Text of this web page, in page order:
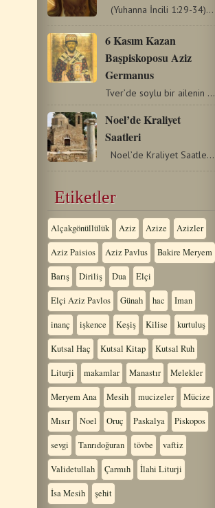
(Yuhanna İncili 1:29-34) Bugünkü vaazda duyduklarımızdan…
6 Kasım Kazan
Başpiskoposu Aziz
Germanus
Tver’de soylu bir ailenin çocuğu olarak doğdu. Küçüklüğünden…
Noel’de Kraliyet
Saatleri
Noel’de Kraliyet Saatleri Üçüncü Saat Ruhani: Yücedir…
Etiketler
Alçakgönüllülük Aziz Azize Azizler
Aziz Paisios Aziz Pavlus Bakire Meryem
Barış Diriliş Dua Elçi
Elçi Aziz Pavlos Günah hac Iman
inanç işkence Keşiş Kilise kurtuluş
Kutsal Haç Kutsal Kitap Kutsal Ruh
Liturji makamlar Manastır Melekler
Meryem Ana Mesih mucizeler Mücize
Mısır Noel Oruç Paskalya Piskopos
sevgi Tanrıdoğuran tövbe vaftiz
Validetullah Çarmıh İlahi Liturji
İsa Mesih şehit